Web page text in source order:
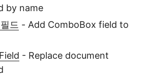
by name
드 - Add ComboBox field to
- Replace document